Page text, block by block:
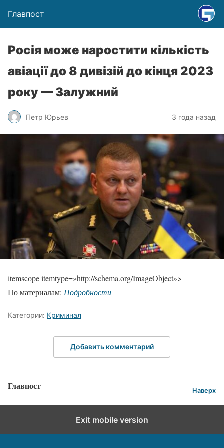
Главпост
Росія може наростити кількість
авіації до 8 дивізій до кінця 2023
року — Залужний
Петр Юрьев 3 года назад
itemscope itemtype=»http://schema.org/ImageObject»>
По материалам: Подробности
Категории: Криминал
Добавить комментарий
Главпост Наверх
Exit mobile version